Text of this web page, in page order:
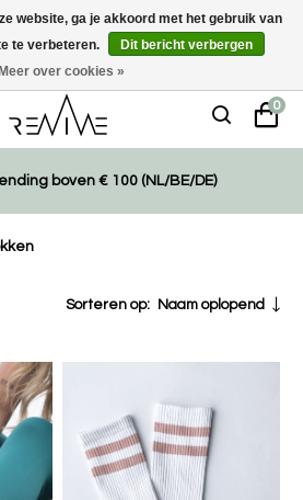
ethisch gemaakte producten
0
boven € 100 (NL/BE/DE)
Sorteren op: Naam oplopend
website, ga je akkoord met het gebruik van
te verbeteren.
Dit bericht verbergen
Meer over cookies »